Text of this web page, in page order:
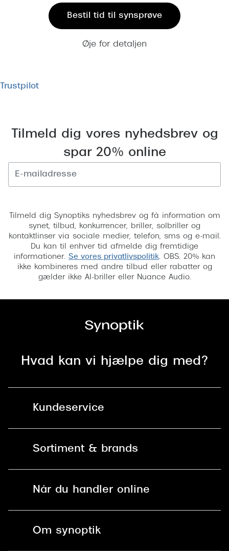
Bestil tid til synsprøve
Øje for detaljen
Trustpilot
Tilmeld dig vores nyhedsbrev og
spar 20% online
Tilmeld dig Synoptiks nyhedsbrev og få information om
synet, tilbud, konkurrencer, briller, solbriller og
kontaktlinser via sociale medier, telefon, sms og e-mail.
Du kan til enhver tid afmelde dig fremtidige
informationer. Se vores privatlivspolitik. OBS. 20% kan
ikke kombineres med andre tilbud eller rabatter og
gælder ikke AI-briller eller Nuance Audio.
Hvad kan vi hjælpe dig med?
Kundeservice
Spørgsmål & svar (FAQ)
Sortiment & brands
Når du handler online
Om synoptik